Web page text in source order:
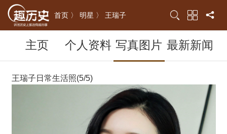
首页 〉 明星 〉 王瑞子
主页 个人资料 写真图片 最新新闻
王瑞子日常生活照(5/5)